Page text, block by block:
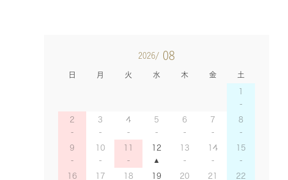
2026/ 08
日 月 火 水 木 金 土
1
2 3 4 5 6 7 8
9 10 11 12 13 14 15
16 17 18 19 20 21 22